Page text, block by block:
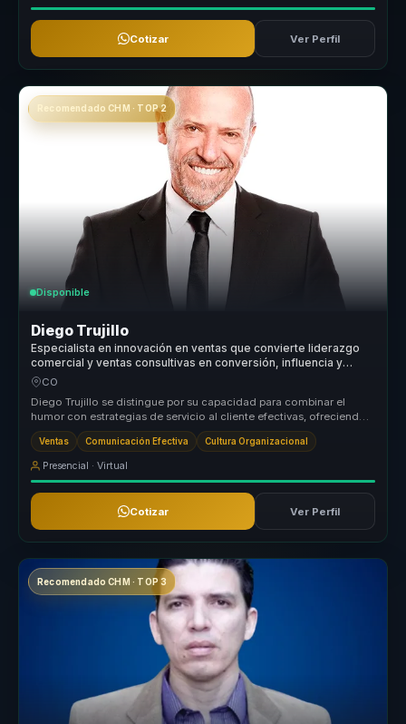
Cotizar Ver Perfil
Recomendado CHM · TOP 2
Disponible
Diego Trujillo
Especialista en innovación en ventas que convierte liderazgo
comercial y ventas consultivas en conversión, influencia y
confianza para equipos.
CO
Diego Trujillo se distingue por su capacidad para combinar el
humor con estrategias de servicio al cliente efectivas, ofreciendo
un enfoq...
Ventas Comunicación Efectiva Cultura Organizacional
Presencial · Virtual
Cotizar Ver Perfil
Recomendado CHM · TOP 3